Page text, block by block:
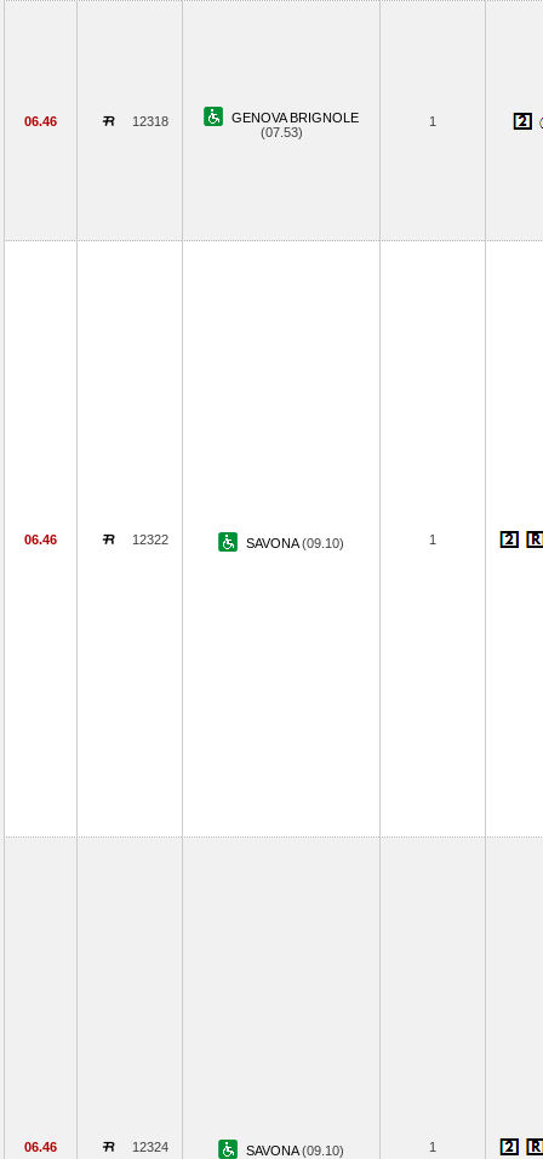
06.46 12318
GENOVA BRIGNOLE
(07.53)
1
06.46 12322 SAVONA(09.10) 1
06.46 12324 SAVONA(09.10) 1